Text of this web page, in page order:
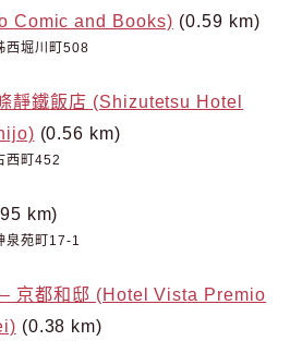
Comic and Books) (0.59 km)
西堀川町508
靜鐵飯店 (Shizutetsu Hotel
(0.56 km)
西町452
km)
泉苑町17-1
京都和邸 (Hotel Vista Premio
(0.38 km)